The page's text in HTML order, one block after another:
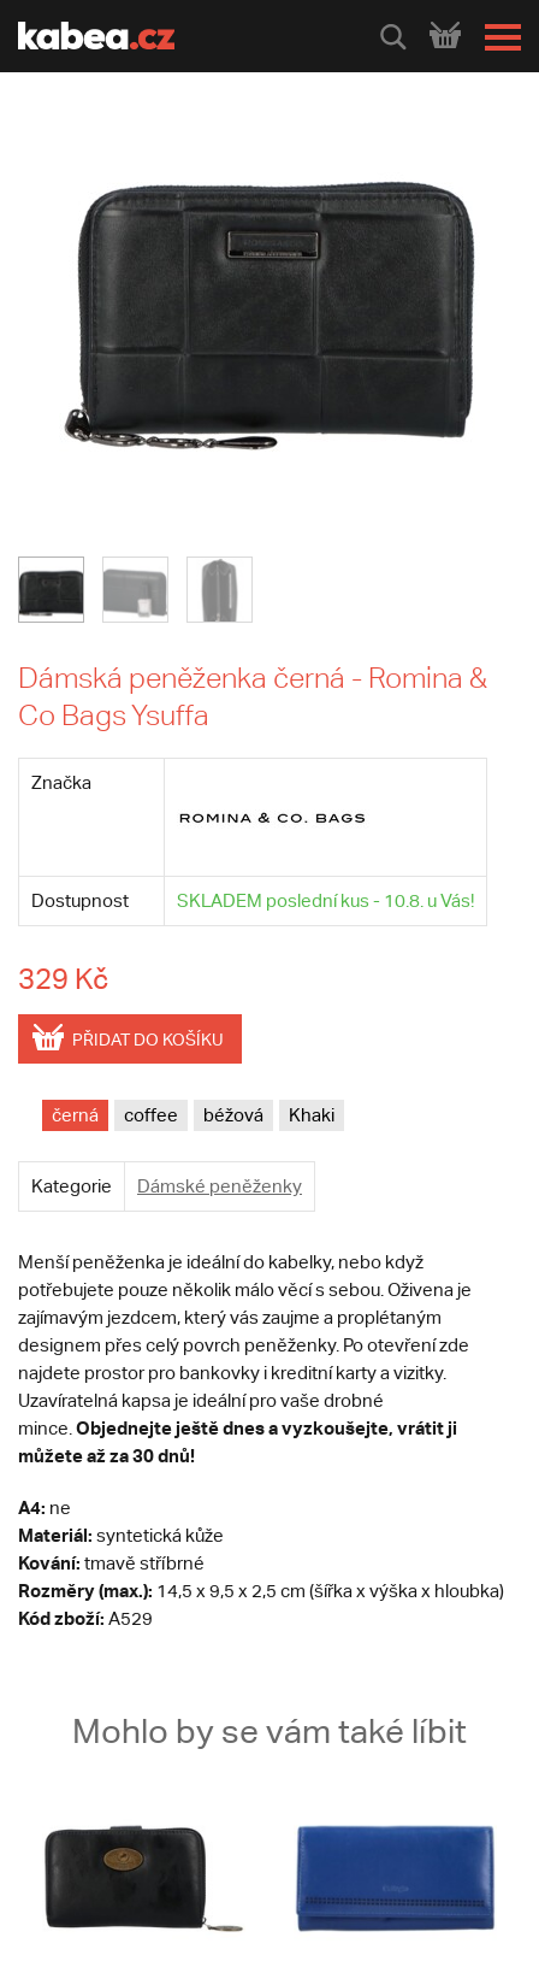
HLEDEJ
Dámská peněženka černá - Romina &
Co Bags Ysuffa
Značka
Dostupnost SKLADEM poslední kus - 10.8. u Vás!
329 Kč
PŘIDAT DO KOŠÍKU
černá coffee béžová Khaki
Kategorie Dámské peněženky
Menší peněženka je ideální do kabelky, nebo když
potřebujete pouze několik málo věcí s sebou. Oživena je
zajímavým jezdcem, který vás zaujme a proplétaným
designem přes celý povrch peněženky. Po otevření zde
najdete prostor pro bankovky i kreditní karty a vizitky.
Uzavíratelná kapsa je ideální pro vaše drobné
mince. Objednejte ještě dnes a vyzkoušejte, vrátit ji
můžete až za 30 dnů!
A4: ne
Materiál: syntetická kůže
Kování: tmavě stříbrné
Rozměry (max.): 14,5 x 9,5 x 2,5 cm (šířka x výška x hloubka)
Kód zboží: A529
Mohlo by se vám také líbit